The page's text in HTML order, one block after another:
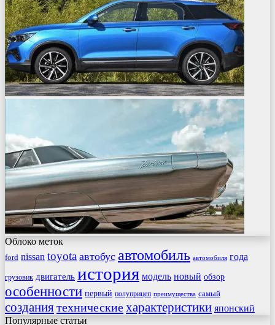
Облоко меток
ford nissan toyota автобус автомобиль автомобиля года
грузовик двигатель история модель новый обзор
особенности первый полуприцеп преимущества самый
созданиятехническиехарактеристики японский
Популярные статьи